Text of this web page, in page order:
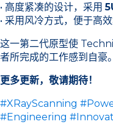
• 高度紧凑的设计，采用
• 采用风冷方式，便于高
这一第二代原型使
者所完成的工作感到自豪。
更多更新，敬请期待！
#XRayScanning
#Engineering